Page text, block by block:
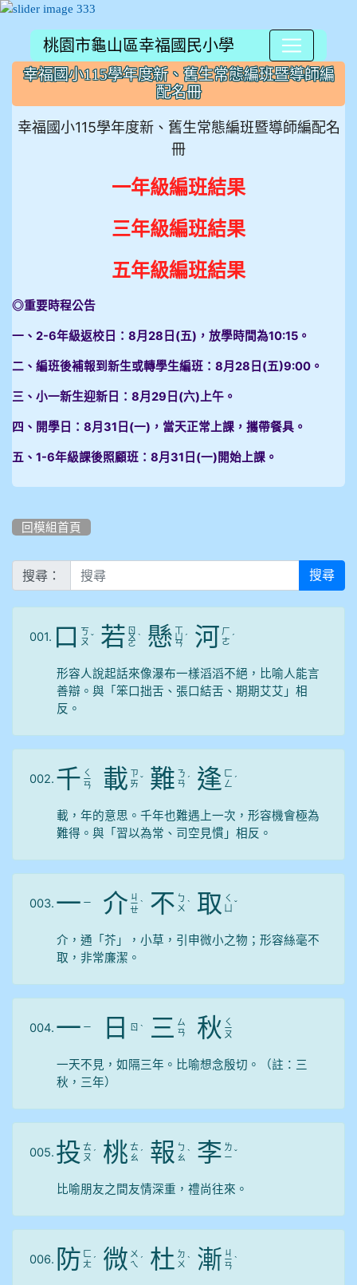
桃園市龜山區幸福國民小學
:::
幸福國小115學年度新、舊生常態編班暨導師編
配名冊
幸福國小115學年度新、舊生常態編班暨導師編配名
冊
一年級編班結果
三年級編班結果
五年級編班結果
◎重要時程公告
一、2-6年級返校日：8月28日(五)，放學時間為10:15。
二、編班後補報到新生或轉學生編班：8月28日(五)9:00。
三、小一新生迎新日：8月29日(六)上午。
四、開學日：8月31日(一)，當天正常上課，攜帶餐具。
五、1-6年級課後照顧班：8月31日(一)開始上課。
回模組首頁
搜尋： 搜尋
001. 口 ㄎ
ㄡ ˇ 若 ㄖ
ㄨ
ㄛ
ˋ 懸 ㄒ
ㄩ
ㄢ
ˊ 河 ㄏ
ㄜ ˊ
形容人說起話來像瀑布一樣滔滔不絕，比喻人能言
善辯。與「笨口拙舌、張口結舌、期期艾艾」相
反。
002. 千 ㄑ
ㄧ
ㄢ 載 ㄗ
ㄞ ˇ 難 ㄋ
ㄢ ˊ 逢 ㄈ
ㄥ ˊ
載，年的意思。千年也難遇上一次，形容機會極為
難得。與「習以為常、司空見慣」相反。
003. 一 ㄧ 介 ㄐ
ㄧ
ㄝ
ˋ 不 ㄅ
ㄨ ˋ 取 ㄑ
ˇ
介，通「芥」，小草，引申微小之物；形容絲毫不
取，非常廉潔。
004. 一 ㄧ 日 ㄖ ˋ 三 ㄙ
ㄢ
秋 ㄑ
ㄧ
ㄡ
一天不見，如隔三年。比喻想念殷切。（註：三
秋，三年）
005. 投 ㄊ
ㄡ ˊ 桃 ㄊ
ㄠ ˊ 報 ㄅ
ㄠ ˋ 李 ㄌ
ㄧ ˇ
比喻朋友之間友情深重，禮尚往來。
006. 防 ㄈ
ㄤ ˊ 微 ㄨ
ㄟ ˊ 杜 ㄉ
ㄨ ˋ 漸 ㄐ
ㄧ
ㄢ
ˋ